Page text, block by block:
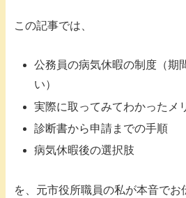
この記事では、
公務員の病気休暇の制度（期
い）
実際に取ってみてわかったメ
診断書から申請までの手順
病気休暇後の選択肢
を、元市役所職員の私が本音でお